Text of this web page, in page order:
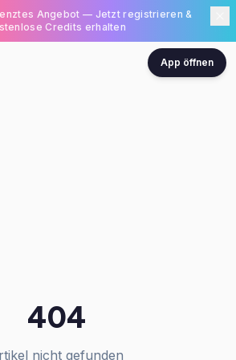
Angebot — Jetzt registrieren &
Credits erhalten
App öffnen
404
nicht gefunden